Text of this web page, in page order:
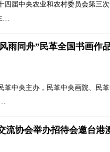
四届中央农业和农村委员会第三
…
雨同舟”民革全国书画作
革中央主办，民革中央画院、民
流协会举办招待会邀台港